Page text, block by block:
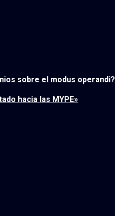
sobre el modus operandi?
hacia las MYPE»